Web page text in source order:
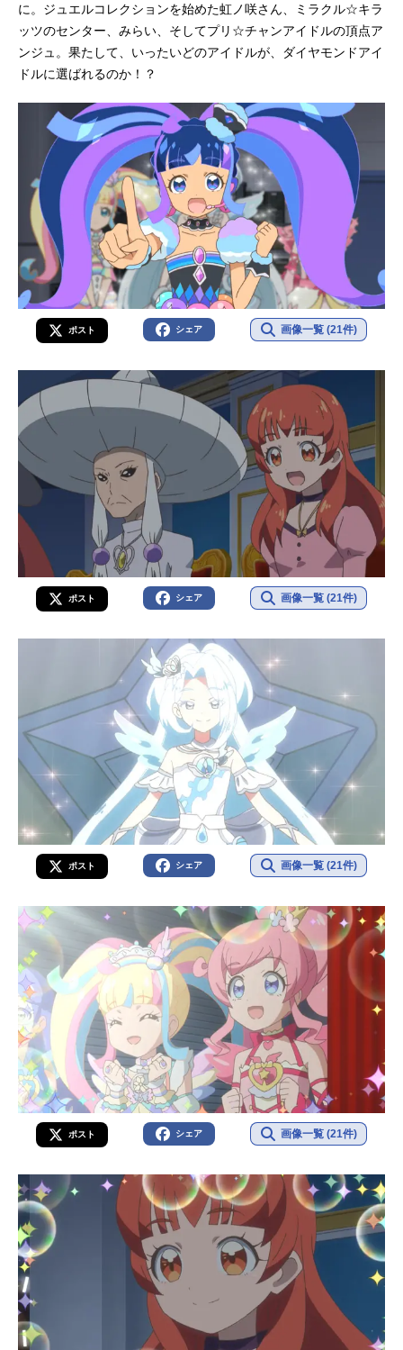
に。ジュエルコレクションを始めた虹ノ咲さん、ミラクル☆キラ
ッツのセンター、みらい、そしてプリ☆チャンアイドルの頂点ア
ンジュ。果たして、いったいどのアイドルが、ダイヤモンドアイ
ドルに選ばれるのか！？
ポスト シェア 画像一覧 (21件)
ポスト シェア 画像一覧 (21件)
ポスト シェア 画像一覧 (21件)
ポスト シェア 画像一覧 (21件)